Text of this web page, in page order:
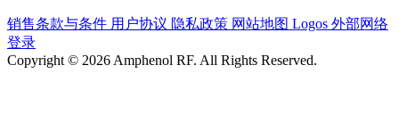
销售条款与条件 用户协议 隐私政策 网站地图 Logos 外部网络
登录
Copyright © 2026 Amphenol RF. All Rights Reserved.